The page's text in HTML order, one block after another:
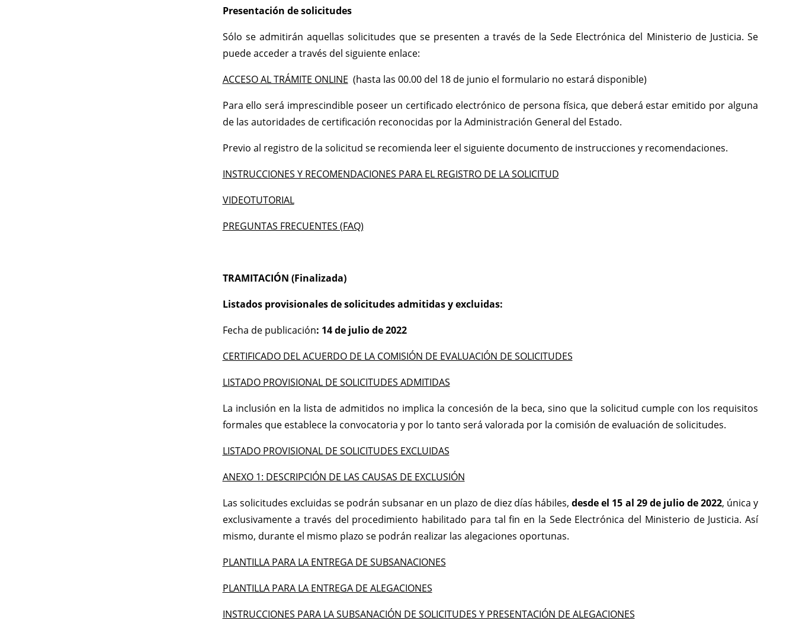
Presentación de solicitudes
Sólo se admitirán aquellas solicitudes que se presenten a través de la Sede Electrónica del Ministerio de Justicia. Se
puede acceder a través del siguiente enlace:
ACCESO AL TRÁMITE ONLINE (hasta las 00.00 del 18 de junio el formulario no estará disponible)
Para ello será imprescindible poseer un certificado electrónico de persona física, que deberá estar emitido por alguna
de las autoridades de certificación reconocidas por la Administración General del Estado.
Previo al registro de la solicitud se recomienda leer el siguiente documento de instrucciones y recomendaciones.
INSTRUCCIONES Y RECOMENDACIONES PARA EL REGISTRO DE LA SOLICITUD
VIDEOTUTORIAL
PREGUNTAS FRECUENTES (FAQ)
TRAMITACIÓN (Finalizada)
Listados provisionales de solicitudes admitidas y excluidas:
Fecha de publicación: 14 de julio de 2022
CERTIFICADO DEL ACUERDO DE LA COMISIÓN DE EVALUACIÓN DE SOLICITUDES
LISTADO PROVISIONAL DE SOLICITUDES ADMITIDAS
La inclusión en la lista de admitidos no implica la concesión de la beca, sino que la solicitud cumple con los requisitos
formales que establece la convocatoria y por lo tanto será valorada por la comisión de evaluación de solicitudes.
LISTADO PROVISIONAL DE SOLICITUDES EXCLUIDAS
ANEXO 1: DESCRIPCIÓN DE LAS CAUSAS DE EXCLUSIÓN
Las solicitudes excluidas se podrán subsanar en un plazo de diez días hábiles,desde el 15 al 29 de julio de 2022, única y
exclusivamente a través del procedimiento habilitado para tal fin en la Sede Electrónica del Ministerio de Justicia. Así
mismo, durante el mismo plazo se podrán realizar las alegaciones oportunas.
PLANTILLA PARA LA ENTREGA DE SUBSANACIONES
PLANTILLA PARA LA ENTREGA DE ALEGACIONES
INSTRUCCIONES PARA LA SUBSANACIÓN DE SOLICITUDES Y PRESENTACIÓN DE ALEGACIONES